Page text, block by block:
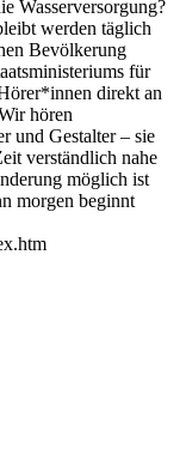
Wasserversorgung?
werden täglich
Bevölkerung
für
direkt an
hören
und Gestalter – sie
verständlich nahe
möglich ist
morgen beginnt